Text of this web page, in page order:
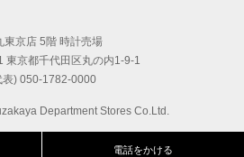
電話をかける
東京店 5階 時計売場
東京都千代田区丸の内1-9-1
表) 050-1782-0000
Department Stores Co.Ltd.